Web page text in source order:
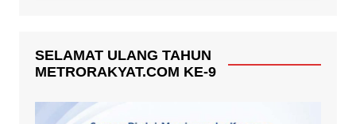
SELAMAT ULANG TAHUN
METRORAKYAT.COM KE-9